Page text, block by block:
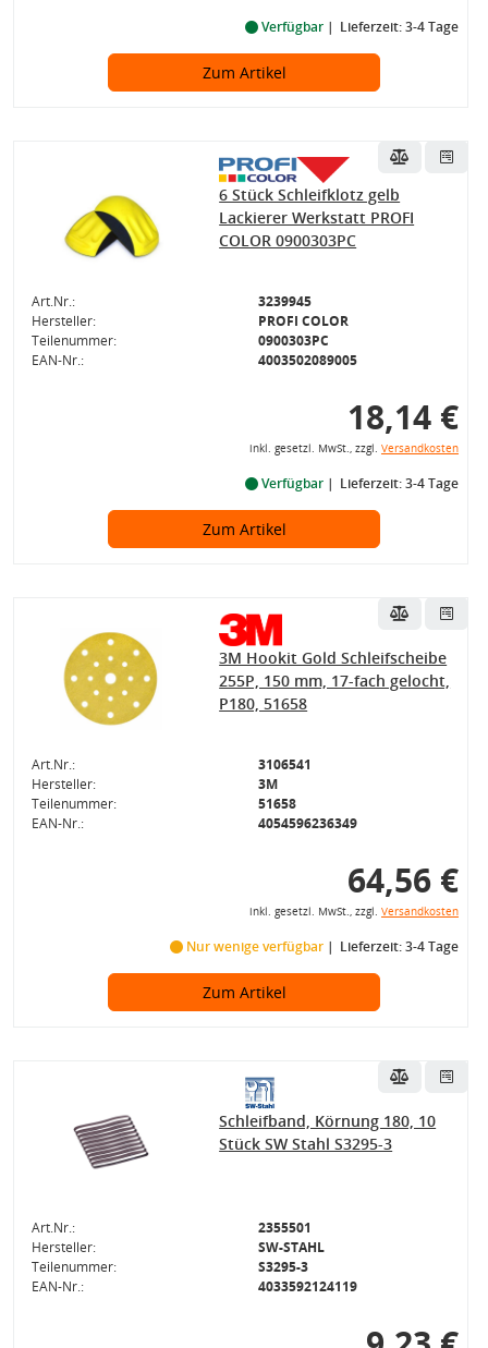
Verfügbar Lieferzeit: 3-4 Tage
Zum Artikel
6 Stück Schleifklotz gelb
Lackierer Werkstatt PROFI
COLOR 0900303PC
Art.Nr.:
3239945
Hersteller:
PROFI COLOR
Teilenummer:
0900303PC
EAN-Nr.:
4003502089005
18,14 €
inkl. gesetzl. MwSt., zzgl. Versandkosten
Verfügbar Lieferzeit: 3-4 Tage
Zum Artikel
3M Hookit Gold Schleifscheibe
255P, 150 mm, 17-fach gelocht,
P180, 51658
Art.Nr.:
3106541
Hersteller:
3M
Teilenummer:
51658
EAN-Nr.:
4054596236349
64,56 €
inkl. gesetzl. MwSt., zzgl. Versandkosten
Nur wenige verfügbar Lieferzeit: 3-4 Tage
Zum Artikel
Schleifband, Körnung 180, 10
Stück SW Stahl S3295-3
Art.Nr.:
2355501
Hersteller:
SW-STAHL
Teilenummer:
S3295-3
EAN-Nr.:
4033592124119